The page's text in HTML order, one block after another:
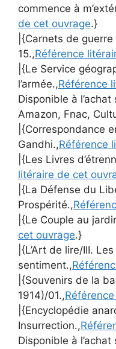
commence à
de cet ouvrage.}
|{Carnets de
15.,Référence
|{Le Service
l’armée.,Référence
Disponible à
Amazon, Fnac,
|{Correspondance
Gandhi.,Référence
|{Les Livres
litéraire de cet
|{La Défense du
Prospérité.,
|{Le Couple au
cet ouvrage.}
|{L’Art de lire/III.
sentiment.,
|{Souvenirs de la
1914)/01.,
|{Encyclopédie
Insurrection.,
Disponible à